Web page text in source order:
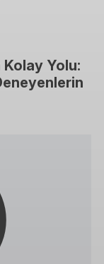
Kolay Yolu: